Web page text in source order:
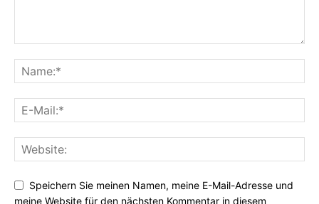
Speichern Sie meinen Namen, meine E-Mail-Adresse und
meine Website für den nächsten Kommentar in diesem